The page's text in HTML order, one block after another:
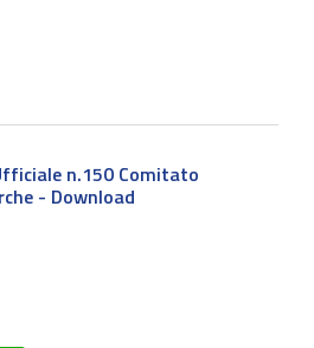
n.150 Comitato
- Download